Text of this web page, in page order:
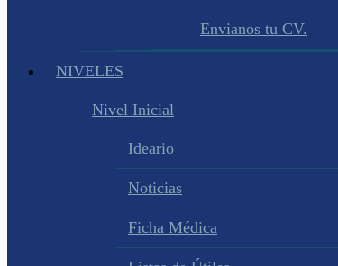
Envianos tu CV.
NIVELES
Nivel Inicial
Ideario
Noticias
Ficha Médica